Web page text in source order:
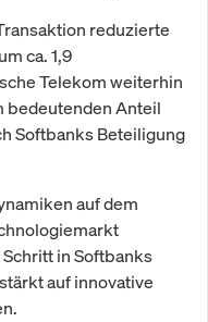
reduzierte
ca. 1,9
Telekom weiterhin
bedeutenden Anteil
Softbanks Beteiligung
auf dem
in Softbanks
auf innovative